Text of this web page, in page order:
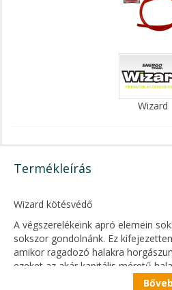
Wizard
Termékleírás
Wizard kötésvédő
A végszerelékeink apró elemein
sokszor gondolnánk. Ez
amikor ragadozó halakra
ezeket az akár kapitális méretű
kifogástalan, megbízható